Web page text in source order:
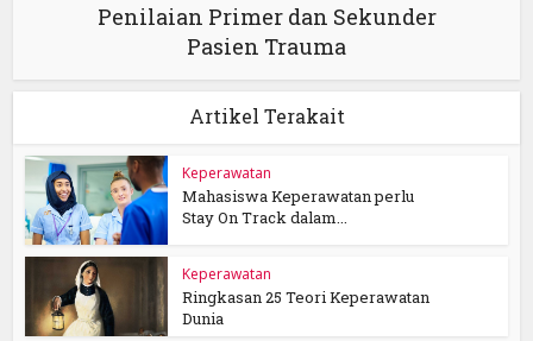
Penilaian Primer dan Sekunder
Pasien Trauma
Artikel Terakait
Keperawatan
Mahasiswa Keperawatan perlu
Stay On Track dalam...
Keperawatan
Ringkasan 25 Teori Keperawatan
Dunia